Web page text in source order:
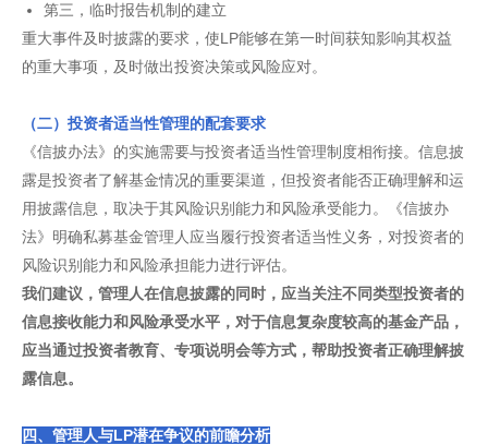
第三，临时报告机制的建立
重大事件及时披露的要求，使LP能够在第一时间获知影响其权益
的重大事项，及时做出投资决策或风险应对。
（二）投资者适当性管理的配套要求
《信披办法》的实施需要与投资者适当性管理制度相衔接。信息披
露是投资者了解基金情况的重要渠道，但投资者能否正确理解和运
用披露信息，取决于其风险识别能力和风险承受能力。《信披办
法》明确私募基金管理人应当履行投资者适当性义务，对投资者的
风险识别能力和风险承担能力进行评估。
我们建议，管理人在信息披露的同时，应当关注不同类型投资者的
信息接收能力和风险承受水平，对于信息复杂度较高的基金产品，
应当通过投资者教育、专项说明会等方式，帮助投资者正确理解披
露信息。
四、管理人与LP潜在争议的前瞻分析